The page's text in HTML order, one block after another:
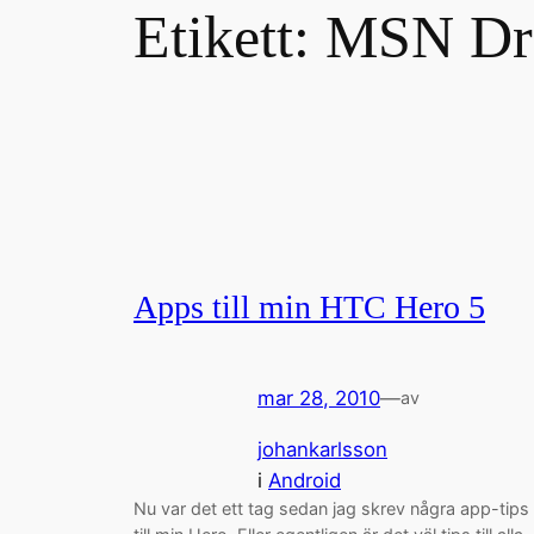
Etikett: MSN
Apps till min HTC Hero 5
mar 28, 2010—av
johankarlsson
i Android
Nu var det ett tag sedan jag skrev några app-tips